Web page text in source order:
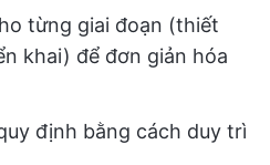
từng giai đoạn (thiết
khai) để đơn giản hóa
định bằng cách duy trì